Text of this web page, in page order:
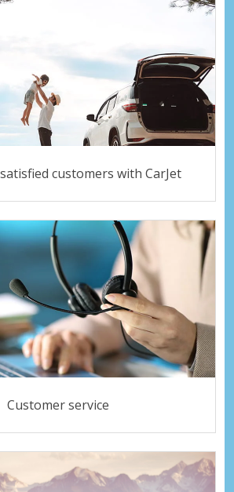
customers with CarJet
Customer service